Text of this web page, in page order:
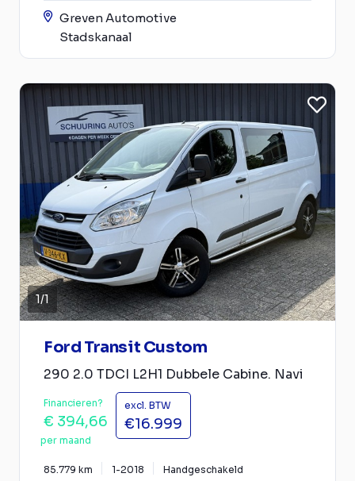
Greven Automotive
Stadskanaal
1/1
Ford Transit Custom
290 2.0 TDCI L2H1 Dubbele Cabine. Navi
Financieren?
€ 394,66
per maand
excl. BTW
€16.999
85.779 km 1-2018 Handgeschakeld